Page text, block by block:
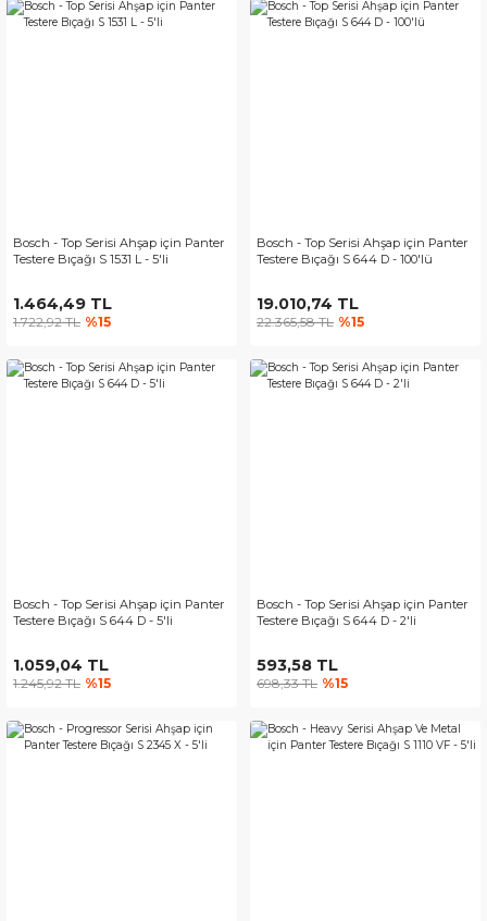
Bosch - Top Serisi Ahşap için Panter
Testere Bıçağı S 1531 L - 5'li
1.464,49 TL
1.722,92 TL %15
Bosch - Top Serisi Ahşap için Panter
Testere Bıçağı S 644 D - 100'lü
19.010,74 TL
22.365,58 TL %15
Bosch - Top Serisi Ahşap için Panter
Testere Bıçağı S 644 D - 5'li
1.059,04 TL
1.245,92 TL %15
Bosch - Top Serisi Ahşap için Panter
Testere Bıçağı S 644 D - 2'li
593,58 TL
698,33 TL %15